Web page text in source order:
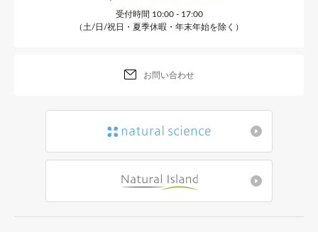
受付時間 10:00 - 17:00
（土/日/祝日・夏季休暇・年末年始を除く）
お問い合わせ